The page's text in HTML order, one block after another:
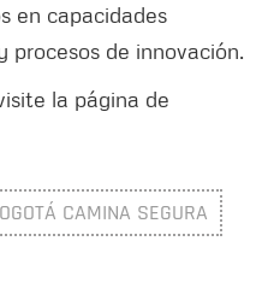
en capacidades
procesos de innovación.
la página de
CAMINA SEGURA